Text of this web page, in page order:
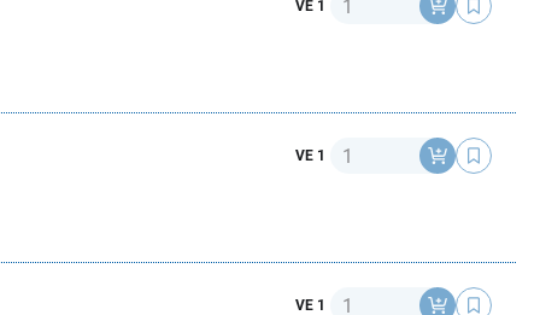
VE 1
VE 1 Anzahl
VE 1 Anzahl